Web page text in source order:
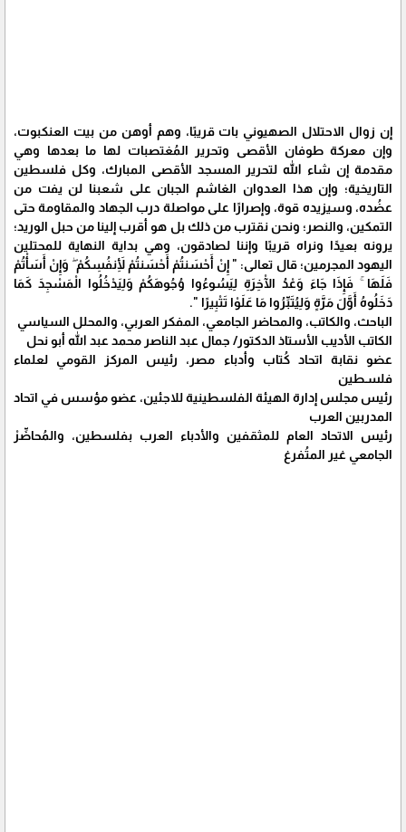
إن زوال الاحتلال الصهيوني بات قريبًا، وهم أوهن من بيت العنكبوت،
وإن معركة طوفان الأقصى وتحرير المُغتصبات لها ما بعدها وهي
مقدمة إن شاء الله لتحرير المسجد الأقصى المبارك، وكل فلسطين
التاريخية؛ وإن هذا العدوان الغاشم الجبان على شعبنا لن يفت من
عضُده، وسيزيده قوة، وإصرارًا على مواصلة درب الجهاد والمقاومة حتى
التمكين، والنصر؛ ونحن نقترب من ذلك بل هو أقرب إلينا من حبل الوريد؛
يرونه بعيدًا ونراه قريبًا وإننا لصادقون، وهي بداية النهاية للمحتلين
اليهود المجرمين؛ قال تعالى: " إِنْ أَحْسَنتُمْ أَحْسَنتُمْ لِأَنفُسِكُمْ ۖ وَإِنْ أَسَأْتُمْ
فَلَهَا ۚ فَإِذَا جَاءَ وَعْدُ الْآخِرَةِ لِيَسُوءُوا وُجُوهَكُمْ وَلِيَدْخُلُوا الْمَسْجِدَ كَمَا
دَخَلُوهُ أَوَّلَ مَرَّةٍ وَلِيُتَبِّرُوا مَا عَلَوْا تَتْبِيرًا ".
الباحث، والكاتب، والمحاضر الجامعي، المفكر العربي، والمحلل السياسي
الكاتب الأديب الأستاذ الدكتور/ جمال عبد الناصر محمد عبد الله أبو نحل
عضو نقابة اتحاد كُتاب وأدباء مصر، رئيس المركز القومي لعلماء
فلسـطين
رئيس مجلس إدارة الهيئة الفلسطينية للاجئين، عضو مؤسس في اتحاد
المدربين العرب
رئيس الاتحاد العام للمثقفين والأدباء العرب بفلسطين، والمُحاضِّرْ
الجامعي غير المتُفرغ